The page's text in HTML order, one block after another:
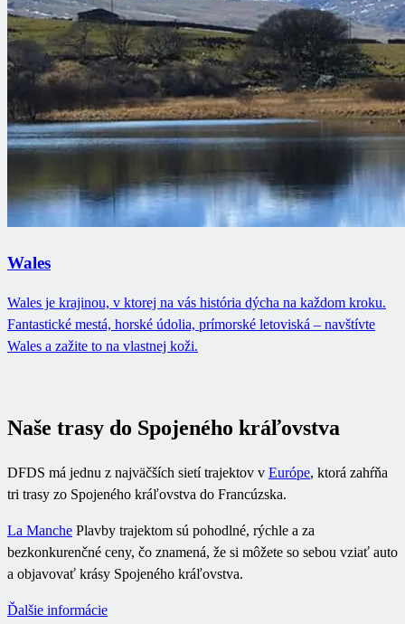
Wales
Wales je krajinou, v ktorej na vás história dýcha na každom kroku.
Fantastické mestá, horské údolia, prímorské letoviská – navštívte
Wales a zažite to na vlastnej koži.
Naše trasy do Spojeného kráľovstva
DFDS má jednu z najväčších sietí trajektov v Európe, ktorá zahŕňa
tri trasy zo Spojeného kráľovstva do Francúzska.
La Manche Plavby trajektom sú pohodlné, rýchle a za
bezkonkurenčné ceny, čo znamená, že si môžete so sebou vziať auto
a objavovať krásy Spojeného kráľovstva.
Ďalšie informácie